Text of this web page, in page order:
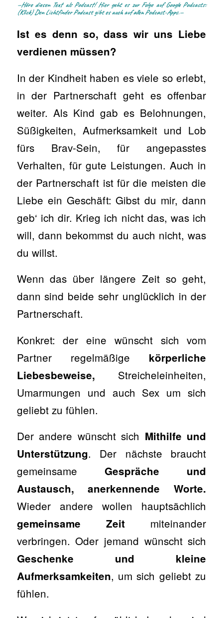
—Höre diesen Text als Podcast! Hier geht es zur Folge auf Google Podcasts:
(Klick)Den Lichtfinder Podcast gibt es auch auf allen Podcast-Apps.—
Ist es denn so, dass wir uns Liebe
verdienen müssen?
In der Kindheit haben es viele so erlebt,
in der Partnerschaft geht es offenbar
weiter. Als Kind gab es Belohnungen,
Süßigkeiten, Aufmerksamkeit und Lob
fürs Brav-Sein, für angepasstes
Verhalten, für gute Leistungen. Auch in
der Partnerschaft ist für die meisten die
Liebe ein Geschäft: Gibst du mir, dann
geb‘ ich dir. Krieg ich nicht das, was ich
will, dann bekommst du auch nicht, was
du willst.
Wenn das über längere Zeit so geht,
dann sind beide sehr unglücklich in der
Partnerschaft.
Konkret: der eine wünscht sich vom
Partner regelmäßige körperliche
Liebesbeweise, Streicheleinheiten,
Umarmungen und auch Sex um sich
geliebt zu fühlen.
Der andere wünscht sich Mithilfe und
Unterstützung. Der nächste braucht
gemeinsame Gespräche und
Austausch, anerkennende Worte.
Wieder andere wollen hauptsächlich
gemeinsame Zeit miteinander
verbringen. Oder jemand wünscht sich
Geschenke und kleine
Aufmerksamkeiten, um sich geliebt zu
fühlen.